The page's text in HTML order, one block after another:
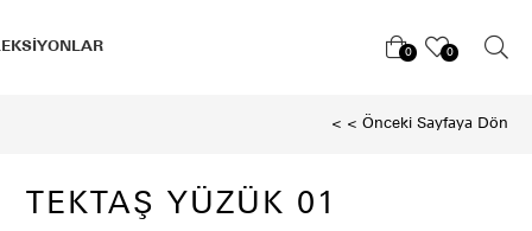
0 0
< < Önceki Sayfaya Dön
TEKTAŞ YÜZÜK 01